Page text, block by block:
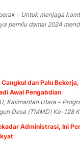
- Untuk menjaga
pemilu damai 2024
Cangkul dan Palu
Awal Pengabdian
Kalimantan Utara –
Desa (TMMD) Ke-128
Administrasi, Ini